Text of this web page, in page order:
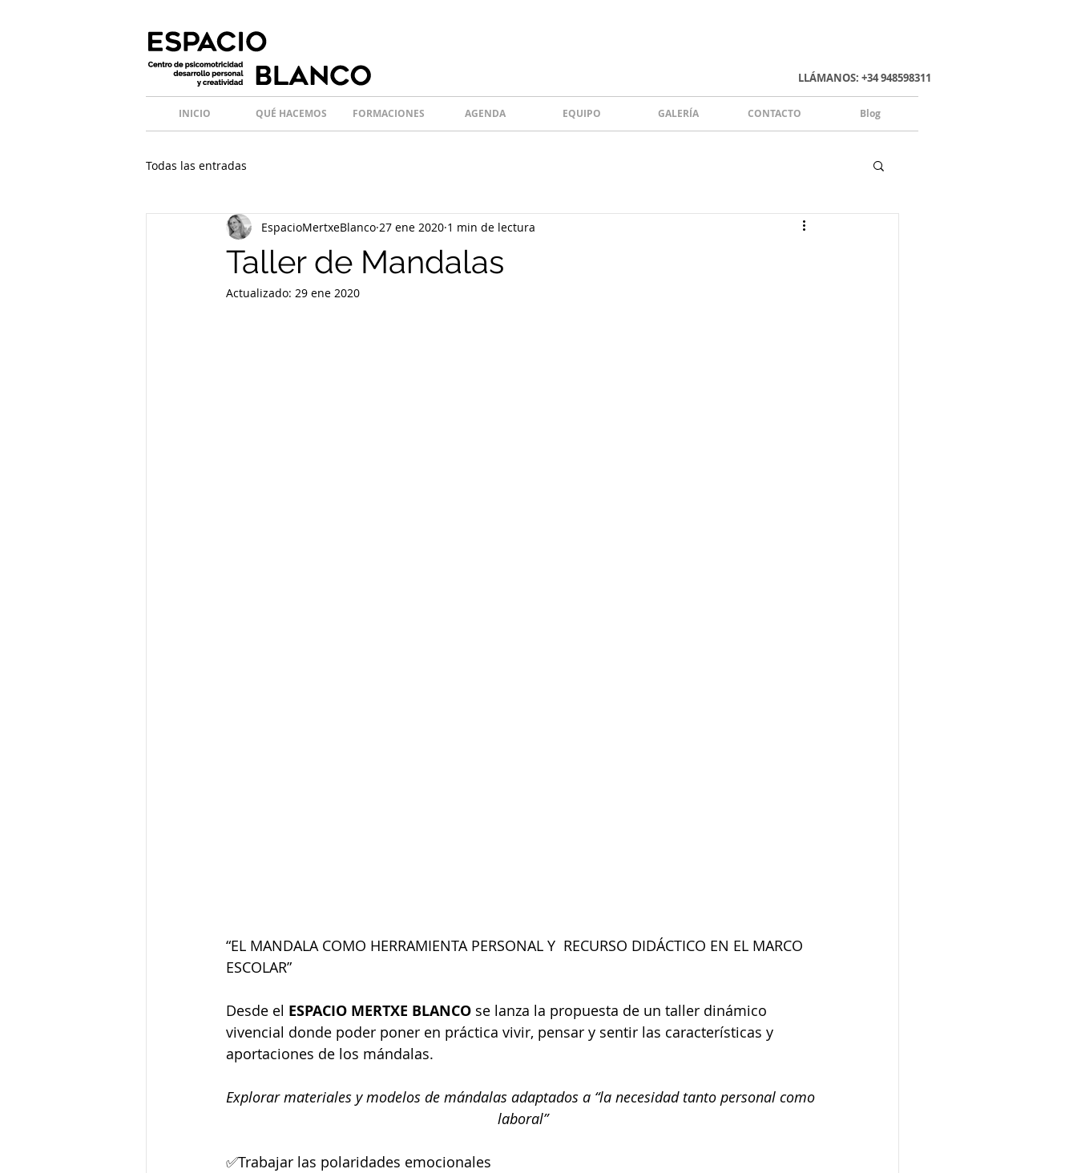
LLÁMANOS: +34 948598311
INICIO QUÉ HACEMOS FORMACIONES AGENDA EQUIPO GALERÍA CONTACTO Blog
Todas las entradas
Taller de Mandalas
EspacioMertxeBlanco 27 ene 2020 1 min de lectura
Actualizado: 29 ene 2020
“EL MANDALA COMO HERRAMIENTA PERSONAL Y  RECURSO DIDÁCTICO EN EL MARCO
ESCOLAR”
Desde el ESPACIO MERTXE BLANCO se lanza la propuesta de un taller dinámico
vivencial donde poder poner en práctica vivir, pensar y sentir las características y
aportaciones de los mándalas.
Explorar materiales y modelos de mándalas adaptados a “la necesidad tanto personal como
laboral”
✅Trabajar las polaridades emocionales